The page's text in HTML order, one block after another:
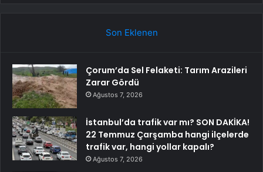
Son Eklenen
Çorum’da Sel Felaketi: Tarım Arazileri
Zarar Gördü
Ağustos 7, 2026
İstanbul’da trafik var mı? SON DAKİKA!
22 Temmuz Çarşamba hangi ilçelerde
trafik var, hangi yollar kapalı?
Ağustos 7, 2026